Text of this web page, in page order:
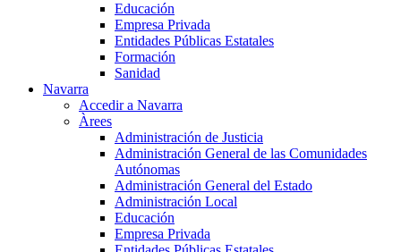
Educación
Empresa Privada
Entidades Públicas Estatales
Formación
Sanidad
Navarra
Accedir a Navarra
Àrees
Administración de Justicia
Administración General de las Comunidades
Autónomas
Administración General del Estado
Administración Local
Educación
Empresa Privada